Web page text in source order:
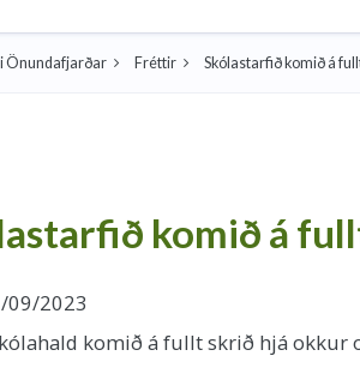
Önundafjarðar Fréttir Skólastarfið komið á
komið á
09/2023
komið á fullt skrið hjá